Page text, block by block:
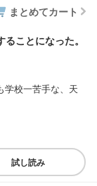
まとめてカート
ことになった。
学校一苦手な、天
試し読み